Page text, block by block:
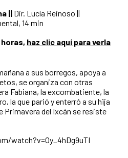
|| Dir. Lucía Reinoso ||
14 min
haz clic aquí para verla
a sus borregos, apoya a
se organiza con otras
Fabiana, la excombatiente, la
la que parió y enterró a su hija
Primavera del Ixcán se resiste
watch?v=Oy_4hDg9uTI